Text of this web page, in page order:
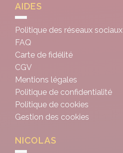
AIDES
Politique des réseaux sociaux
FAQ
Carte de fidélité
CGV
Mentions légales
Politique de confidentialité
Politique de cookies
Gestion des cookies
NICOLAS